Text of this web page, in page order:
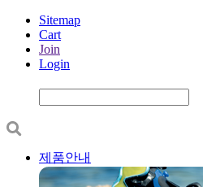
Sitemap
Cart
Join
Login
제품안내